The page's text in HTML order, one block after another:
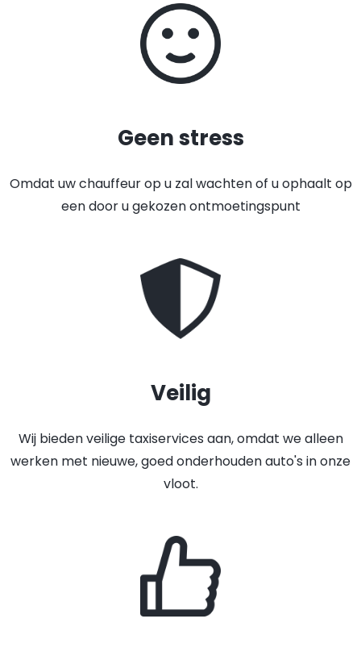
Geen stress
Omdat uw chauffeur op u zal wachten of u ophaalt op
een door u gekozen ontmoetingspunt
Veilig
Wij bieden veilige taxiservices aan, omdat we alleen
werken met nieuwe, goed onderhouden auto's in onze
vloot.